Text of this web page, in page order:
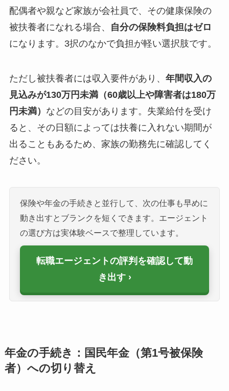
配偶者や親など家族が会社員で、その健康保険の
被扶養者になれる場合、
自分の保険料負担はゼロ
になります。3択のなかで負担が軽い選択肢です。
ただし被扶養者には収入要件があり、 年間収入の
見込みが130万円未満（60歳以上や障害者は180万
円未満） などの目安があります。失業給付を受け
ると、その日額によっては扶養に入れない期間が
出ることもあるため、家族の勤務先に確認してく
ださい。
保険や年金の手続きと並行して、次の仕事も早めに
動き出すとブランクを短くできます。エージェント
の選び方は実体験ベースで整理しています。
転職エージェントの評判を確認して動
き出す
年金の手続き：国民年金（第1号被保険
者）への切り替え